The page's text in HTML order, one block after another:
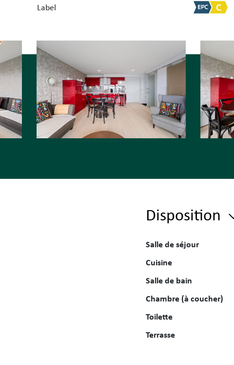
Label
Disposition
Salle de séjour
Cuisine
Salle de bain
Chambre (à coucher)
Toilette
Terrasse